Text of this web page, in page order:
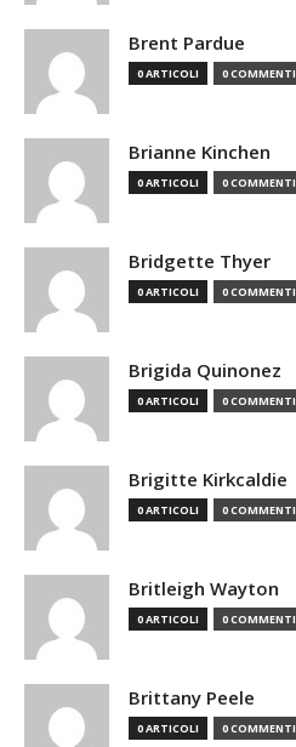
Brent Pardue
0 ARTICOLI 0 COMMENTI
Brianne Kinchen
0 ARTICOLI 0 COMMENTI
Bridgette Thyer
0 ARTICOLI 0 COMMENTI
Brigida Quinonez
0 ARTICOLI 0 COMMENTI
Brigitte Kirkcaldie
0 ARTICOLI 0 COMMENTI
Britleigh Wayton
0 ARTICOLI 0 COMMENTI
Brittany Peele
0 ARTICOLI 0 COMMENTI